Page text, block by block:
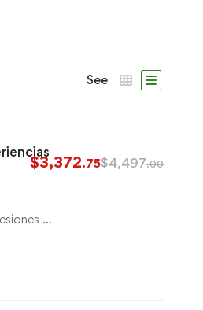
See
…
$3,372.75$4,497.00